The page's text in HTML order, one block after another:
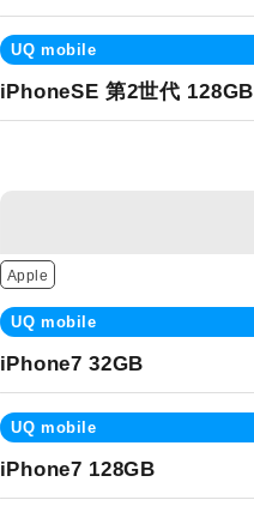
UQ mobile
iPhoneSE 第2世代 128GB
Apple
UQ mobile
iPhone7 32GB
UQ mobile
iPhone7 128GB